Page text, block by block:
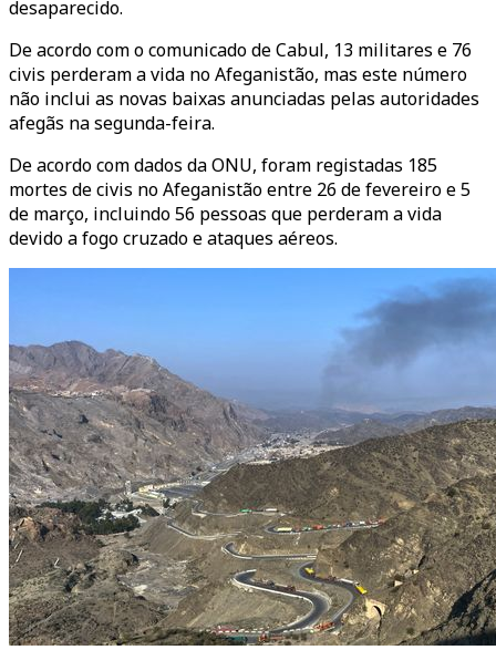
desaparecido.
De acordo com o comunicado de Cabul, 13 militares e 76
civis perderam a vida no Afeganistão, mas este número
não inclui as novas baixas anunciadas pelas autoridades
afegãs na segunda-feira.
De acordo com dados da ONU, foram registadas 185
mortes de civis no Afeganistão entre 26 de fevereiro e 5
de março, incluindo 56 pessoas que perderam a vida
devido a fogo cruzado e ataques aéreos.